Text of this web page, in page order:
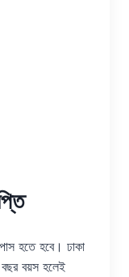
হতে হবে। ঢাকা
বয়স হলেই